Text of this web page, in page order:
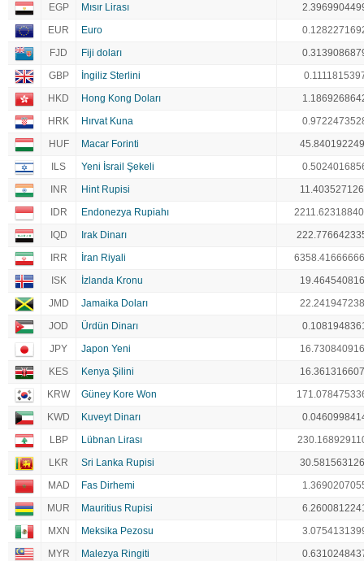
EGP
Mısır Lirası
EUR
Euro
FJD
Fiji doları
GBP
İngiliz Sterlini
HKD
Hong Kong Doları
HRK
Hırvat Kuna
HUF
Macar Forinti
ILS
Yeni İsrail Şekeli
INR
Hint Rupisi
IDR
Endonezya Rupiahı
IQD
Irak Dinarı
IRR
İran Riyali
ISK
İzlanda Kronu
JMD
Jamaika Doları
JOD
Ürdün Dinarı
JPY
Japon Yeni
KES
Kenya Şilini
KRW
Güney Kore Won
KWD
Kuveyt Dinarı
LBP
Lübnan Lirası
LKR
Sri Lanka Rupisi
MAD
Fas Dirhemi
MUR
Mauritius Rupisi
MXN
Meksika Pezosu
MYR
Malezya Ringiti